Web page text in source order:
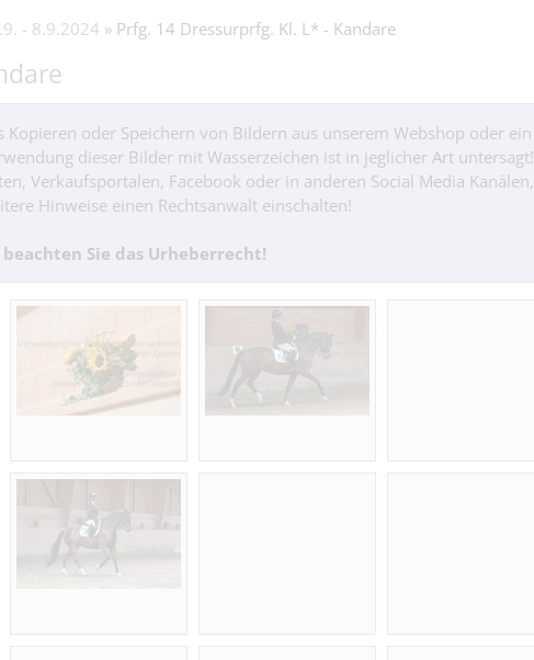
- 8.9.2024 » Prfg. 14 Dressurprfg. Kl. L* - Kandare
oder Speichern von Bildern aus unserem Webshop oder ein
dieser Bilder mit Wasserzeichen ist in jeglicher Art untersagt!
Verkaufsportalen, Facebook oder in anderen Social Media Kanälen,
Hinweise einen Rechtsanwalt einschalten!
beachten Sie das Urheberrecht!